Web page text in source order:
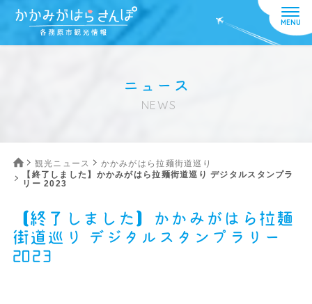
ニュース
NEWS
観光ニュース
かかみがはら拉麺街道巡り
【終了しました】かかみがはら拉麺街道巡り デジタルスタンプラ
リー 2023
【終了しました】かかみがはら拉麺
街道巡り デジタルスタンプラリー
2023